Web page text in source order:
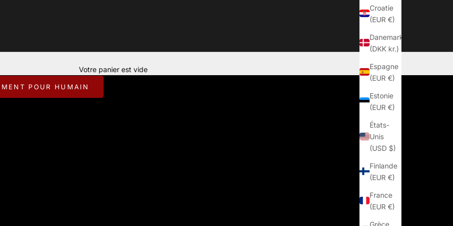
Croatie
(EUR €)
Danemark
(DKK kr.)
Espagne
(EUR €)
Estonie
(EUR €)
États-
Unis
(USD $)
Finlande
(EUR €)
France
(EUR €)
Grèce
Votre panier est vide
POUR HUMAIN